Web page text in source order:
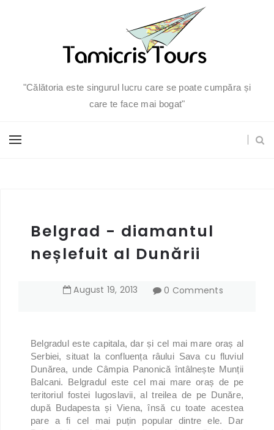
"Călătoria este singurul lucru care se poate cumpăra și
care te face mai bogat"
Belgrad - diamantul
neșlefuit al Dunării
August 19, 2013 0 Comments
Belgradul este capitala, dar și cel mai mare oraș al
Serbiei, situat la confluența râului Sava cu fluviul
Dunărea, unde Câmpia Panonică întâlnește Munții
Balcani. Belgradul este cel mai mare oraș de pe
teritoriul fostei Iugoslavii, al treilea de pe Dunăre,
după Budapesta și Viena, însă cu toate acestea
pare a fi cel mai puțin popular dintre ele. Dar